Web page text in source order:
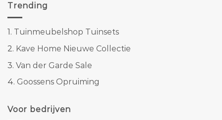
Trending
1. Tuinmeubelshop Tuinsets
2. Kave Home Nieuwe Collectie
3. Van der Garde Sale
4. Goossens Opruiming
Voor bedrijven